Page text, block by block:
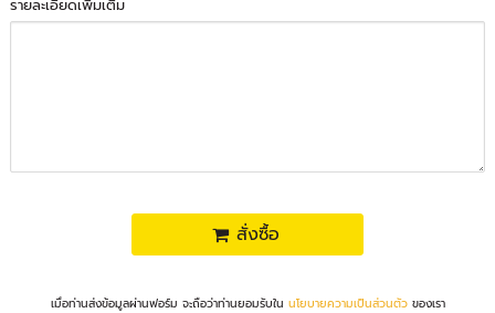
รายละเอียดเพิ่มเติม
สั่งซื้อ
เมื่อท่านส่งข้อมูลผ่านฟอร์ม จะถือว่าท่านยอมรับใน นโยบายความเป็นส่วนตัวของเรา